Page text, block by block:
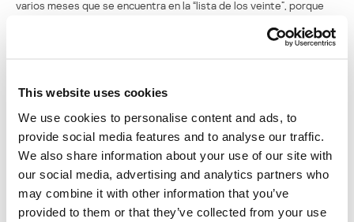
This website uses cookies
We use cookies to personalise content and ads, to
provide social media features and to analyse our traffic.
We also share information about your use of our site with
our social media, advertising and analytics partners who
may combine it with other information that you’ve
provided to them or that they’ve collected from your use
varios meses que se encuentra en la “lista de los veinte”, porque
en el sistema, sino que también utilizaron verdaderos programas
Virtumonde.
No menos curioso es el virus de script Small.a, que ocupa el octavo
lugar. Todo parecía indicar que el tiempo de semejantes virus ya
había pasado y no volvería más. El último evento notable fue el
virus Redlof, hace un par de años. Pero, como componente de
otros programas nocivos, Small.a logró una notable difusión, sobre
todo en Rusia.